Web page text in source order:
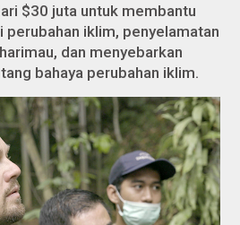
$30 juta untuk membantu
perubahan iklim, penyelamatan
dan menyebarkan
bahaya perubahan iklim.